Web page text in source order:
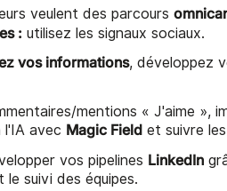
veulent des parcours
: utilisez les signaux sociaux.
vos informations, développez
mentions « J'aime »,
l'IA avec Magic Field et suivre
vos pipelines LinkedIn
suivi des équipes.